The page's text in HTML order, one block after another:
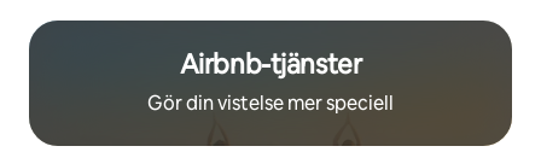
Airbnb-tjänster
Gör din vistelse mer speciell